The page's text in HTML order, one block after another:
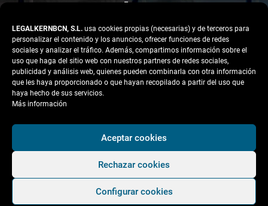
LEGALKERNBCN, S.L. usa cookies propias (necesarias) y de terceros para
personalizar el contenido y los anuncios, ofrecer funciones de redes
sociales y analizar el tráfico. Además, compartimos información sobre el
uso que haga del sitio web con nuestros partners de redes sociales,
publicidad y análisis web, quienes pueden combinarla con otra información
que les haya proporcionado o que hayan recopilado a partir del uso que
haya hecho de sus servicios.
Más información
Aceptar cookies
Rechazar cookies
Configurar cookies
LinkedIn
Instagram
Facebook
Copyright © 2026 Kernel
Política de Privacidad
Política de cookies
Condiciones Generales
de Contratación